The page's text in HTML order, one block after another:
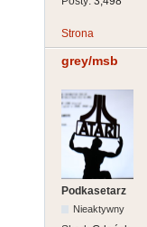
Strona
grey/msb
Podkasetarz
Nieaktywny